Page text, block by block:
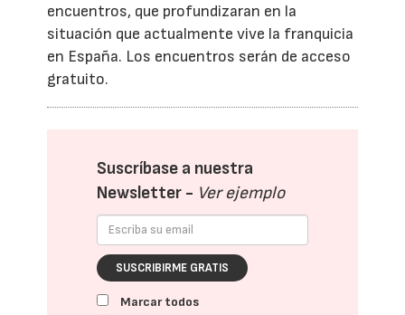
encuentros, que profundizaran en la
situación que actualmente vive la franquicia
en España. Los encuentros serán de acceso
gratuito.
Suscríbase a nuestra
Newsletter - Ver ejemplo
SUSCRIBIRME GRATIS
Marcar todos